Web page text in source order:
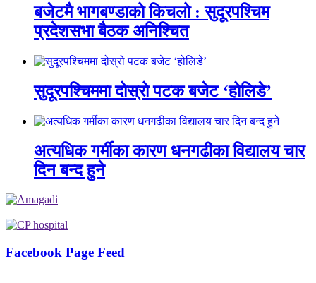
बजेटमै भागबण्डाको किचलो : सुदूरपश्चिम
प्रदेशसभा बैठक अनिश्चित
सुदूरपश्चिममा दोस्रो पटक बजेट ‘होलिडे’
अत्यधिक गर्मीका कारण धनगढीका विद्यालय चार
दिन बन्द हुने
Facebook Page Feed